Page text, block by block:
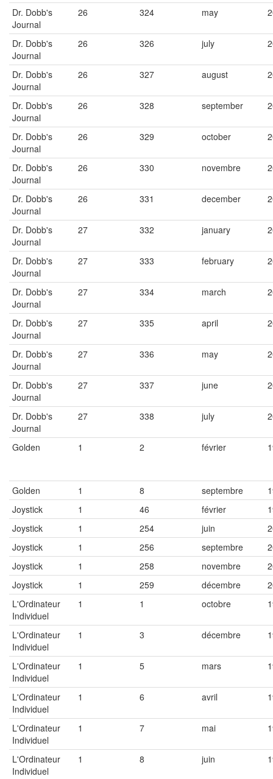
Dr. Dobb's
Journal
26 324 may
Dr. Dobb's
Journal
26 326 july
Dr. Dobb's
Journal
26 327 august
Dr. Dobb's
Journal
26 328 september
Dr. Dobb's
Journal
26 329 october
Dr. Dobb's
Journal
26 330 novembre
Dr. Dobb's
Journal
26 331 december
Dr. Dobb's
Journal
27 332 january
Dr. Dobb's
Journal
27 333 february
Dr. Dobb's
Journal
27 334 march
Dr. Dobb's
Journal
27 335 april
Dr. Dobb's
Journal
27 336 may
Dr. Dobb's
Journal
27 337 june
Dr. Dobb's
Journal
27 338 july
Golden 1 2 février
Golden 1 8 septembre
Joystick
1 46 février
Joystick
1 254 juin
Joystick
1 256 septembre
Joystick
1 258 novembre
Joystick
1 259 décembre
L'Ordinateur
Individuel
1 1 octobre
L'Ordinateur
Individuel
1 3 décembre
L'Ordinateur
Individuel
1 5 mars
L'Ordinateur
Individuel
1 6 avril
L'Ordinateur
Individuel
1 7 mai
L'Ordinateur
Individuel
1 8 juin